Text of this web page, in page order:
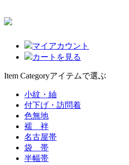
マイアカウント
カートを見る
Item Categoryアイテムで選ぶ
小紋・紬
付下げ・訪問着
色無地
襦 袢
名古屋帯
袋 帯
半幅帯